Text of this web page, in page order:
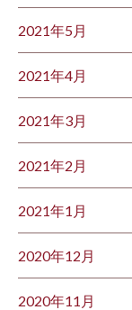
2021年5月
2021年4月
2021年3月
2021年2月
2021年1月
2020年12月
2020年11月